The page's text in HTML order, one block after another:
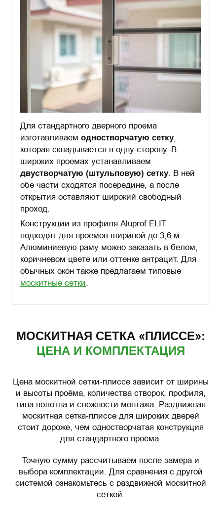
Для стандартного дверного проема
изготавливаем одностворчатую сетку,
которая складывается в одну сторону. В
широких проемах устанавливаем
двустворчатую (штульповую) сетку. В ней
обе части сходятся посередине, а после
открытия оставляют широкий свободный
проход.
Конструкции из профиля Aluprof ELIT
подходят для проемов шириной до 3,6 м.
Алюминиевую раму можно заказать в белом,
коричневом цвете или оттенке антрацит. Для
обычных окон также предлагаем типовые
москитные сетки
МОСКИТНАЯ СЕТКА «ПЛИССЕ»:
ЦЕНА И КОМПЛЕКТАЦИЯ
Цена москитной сетки-плиссе зависит от ширины
и высоты проёма, количества створок, профиля,
типа полотна и сложности монтажа. Раздвижная
москитная сетка-плиссе для широких дверей
стоит дороже, чем одностворчатая конструкция
для стандартного проёма.
Точную сумму рассчитываем после замера и
выбора комплектации. Для сравнения с другой
системой ознакомьтесь с раздвижной москитной
сеткой.